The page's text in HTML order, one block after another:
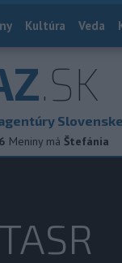
Kultúra Veda
.SK
Meniny má Štefánia